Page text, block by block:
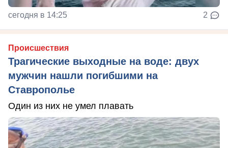
сегодня в 14:25 2
Происшествия
Трагические выходные на воде: двух
мужчин нашли погибшими на
Ставрополье
Один из них не умел плавать